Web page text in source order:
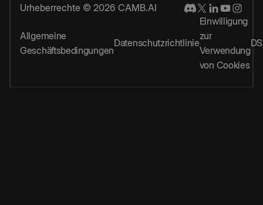
Urheberrechte © 2026 CAMB.AI
Allgemeine
Geschäftsbedingungen
Datenschutzrichtlinie
Einwilligung
zur
Verwendung
von Cookies